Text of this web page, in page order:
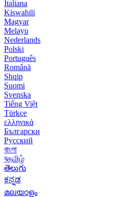
Italiana
Kiswahili
Magyar
Melayu
Nederlands
Polski
Português
Română
Shqip
Suomi
Svenska
Tiếng Việt
Türkçe
ελληνικά
Български
Русский
বাংলা
বதமிழ்
తెలుగు
ಕನ್ನಡ
മലയാളം